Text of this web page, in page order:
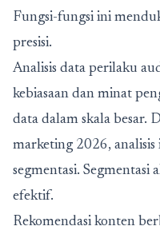
Fungsi-fungsi ini
presisi.
Analisis data perilaku
kebiasaan dan minat
data dalam skala besar.
marketing 2026,
segmentasi. Segmentasi
efektif.
Rekomendasi konten